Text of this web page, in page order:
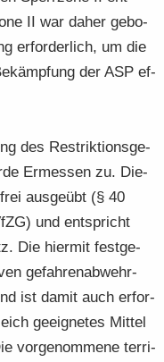
II war daher ge­bo­
er­for­der­lich, um die
der ASP ef­
des Re­strik­ti­ons­ge­
Er­mes­sen zu. Die­
aus­ge­übt (§ 40
und ent­spricht
Die hier­mit fest­ge­
ge­fah­ren­ab­wehr­
ist damit auch er­for­
ge­eig­ne­tes Mit­tel
vor­ge­nom­me­ne ter­ri­